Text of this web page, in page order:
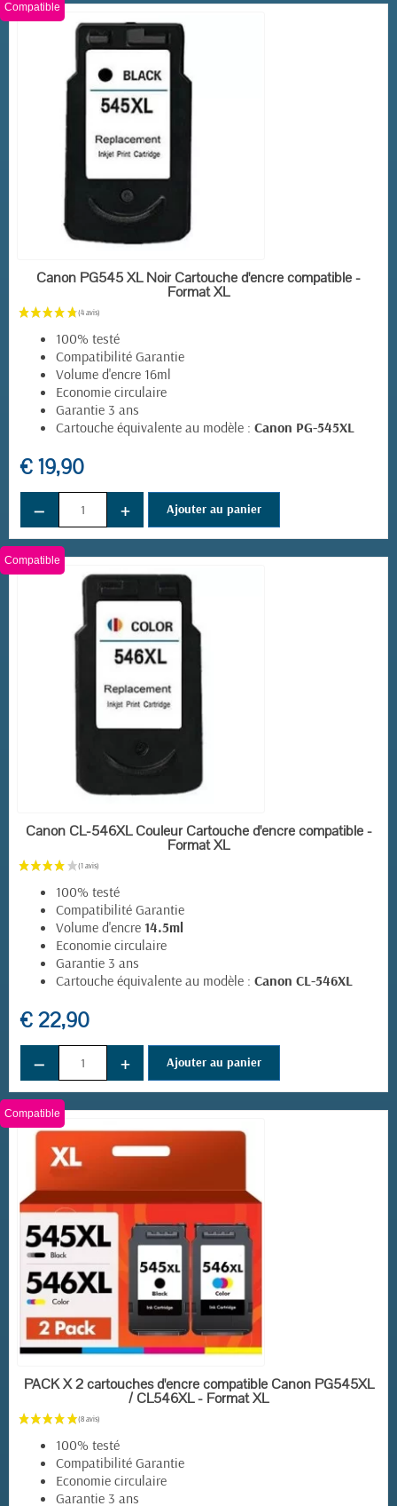
EN STOCK
Compatible
Canon PG545 XL Noir Cartouche d'encre compatible -
Format XL
100% testé
Compatibilité Garantie
Volume d'encre 16ml
Economie circulaire
Garantie 3 ans
Cartouche équivalente au modèle : Canon PG-545XL
€ 19,90
− + Ajouter au panier
EN STOCK
Compatible
Canon CL-546XL Couleur Cartouche d'encre compatible -
Format XL
100% testé
Compatibilité Garantie
Volume d'encre 14.5ml
Economie circulaire
Garantie 3 ans
Cartouche équivalente au modèle : Canon CL-546XL
€ 22,90
− + Ajouter au panier
EN STOCK
Compatible
PACK X 2 cartouches d'encre compatible Canon PG545XL
/ CL546XL - Format XL
100% testé
Compatibilité Garantie
Economie circulaire
Garantie 3 ans